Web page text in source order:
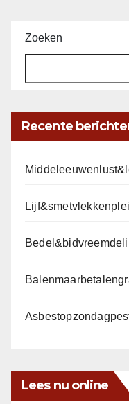
Zoeken
Recente
Lees nu online